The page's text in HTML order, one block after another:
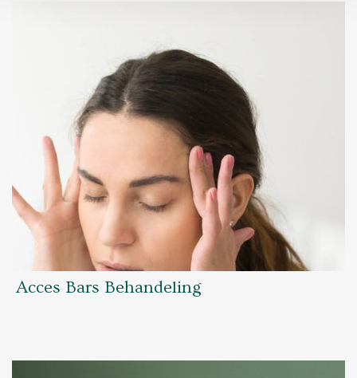
Acces Bars Behandeling